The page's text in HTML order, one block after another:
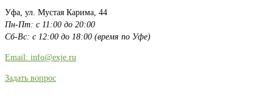
Уфа, ул. Мустая Карима, 44
Пн-Пт: с 11:00 до 20:00
Сб-Вс: с 12:00 до 18:00 (время по Уфе)
Email: info@exje.ru
Задать вопрос